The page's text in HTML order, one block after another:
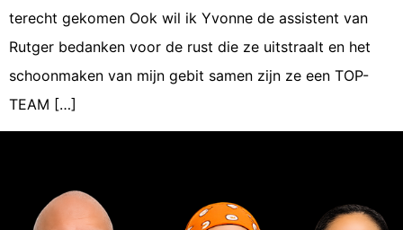
terecht gekomen Ook wil ik Yvonne de assistent van
Rutger bedanken voor de rust die ze uitstraalt en het
schoonmaken van mijn gebit samen zijn ze een TOP-
TEAM […]